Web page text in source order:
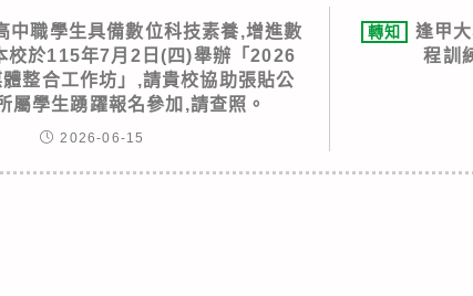
中職學生具備數位科技素養,增進數
校於115年7月2日(四)舉辦「2026
整合工作坊」,請貴校協助張貼公
屬學生踴躍報名參加,請查照。
2026-06-15
轉知
逢甲
程訓